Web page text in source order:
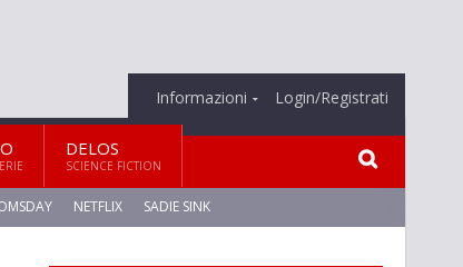
Informazioni Login/Registrati
DELOS
SCIENCE FICTION
NETFLIX SADIE SINK